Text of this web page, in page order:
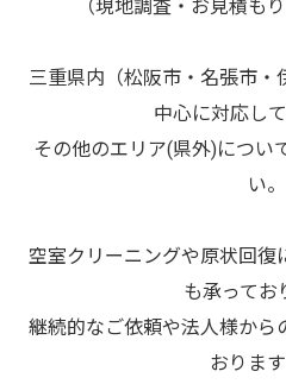
（現地調査・お見積も
三重県内（松阪市・名張市・
中心に対応して
その他のエリア(県外)につい
い。
空室クリーニングや原状回復
も承ってお
継続的なご依頼や法人様から
おりま